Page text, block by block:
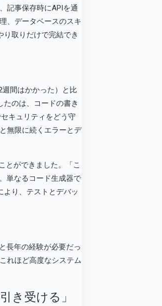
記事保存時にAPIを通
、データベースのスキ
取りだけで完結でき
間はかかった）と比
のは、コードの書き
キュリティをどう守
無限に続くエラーとデ
とができました。「こ
単なるコード生成器で
り、テストとデバッ
長年の経験が必要だっ
れほど高度なシステム
き受ける」